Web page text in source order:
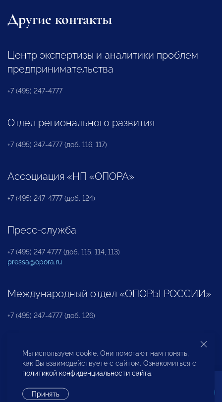
Другие контакты
Центр экспертизы и аналитики проблем
предпринимательства
+7 (495) 247-4777
Отдел регионального развития
+7 (495) 247-4777 (доб. 116, 117)
Ассоциация «НП «ОПОРА»
+7 (495) 247-4777 (доб. 124)
Пресс-служба
+7 (495) 247 4777 (доб. 115, 114, 113)
pressa@opora.ru
Международный отдел «ОПОРЫ РОССИИ»
+7 (495) 247-4777 (доб. 126)
Бюро по защите прав предпринимателей и
инвесторов
Мы используем cookie. Они помогают нам понять,
как Вы взаимодействуете с сайтом. Ознакомиться с
политикой конфиденциальности сайта.
Принять